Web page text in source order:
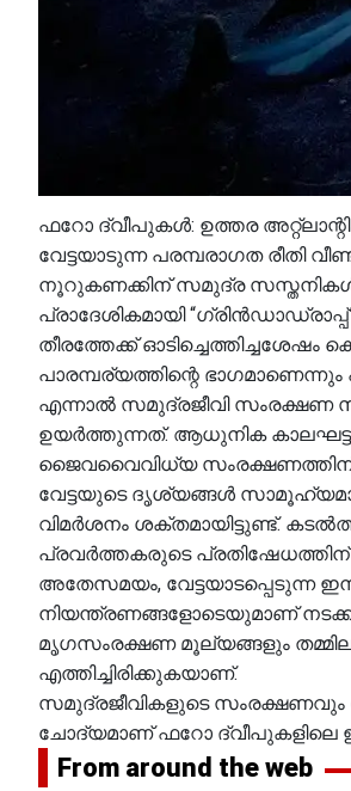
ഫറോ ദ്വീപുകൾ: ഉത്തര
വേട്ടയാടുന്ന പരമ്പരാഗത രീതി
നൂറുകണക്കിന് സമുദ്ര സസ്തനികൾ
പ്രാദേശികമായി
തീരത്തേക്ക്
പാരമ്പര്യത്തിന്റെ
എന്നാൽ സമുദ്രജീവി സംരക്ഷണ
ഉയർത്തുന്നത്. ആധുനിക
ജൈവവൈവിധ്യ സംരക്ഷണത്തിന്
വേട്ടയുടെ ദൃശ്യങ്ങൾ
വിമർശനം ശക്തമായിട്ടുണ്ട്.
പ്രവർത്തകരുടെ
അതേസമയം, വേട്ടയാടപ്പെടുന്ന
നിയന്ത്രണങ്ങളോടെയുമാണ്
മൃഗസംരക്ഷണ മൂല്യങ്ങളും
എത്തിച്ചിരിക്കുകയാണ്.
സമുദ്രജീവികളുടെ സംരക്ഷണവും
ചോദ്യമാണ് ഫറോ ദ്വീപുകളിലെ
From around the web